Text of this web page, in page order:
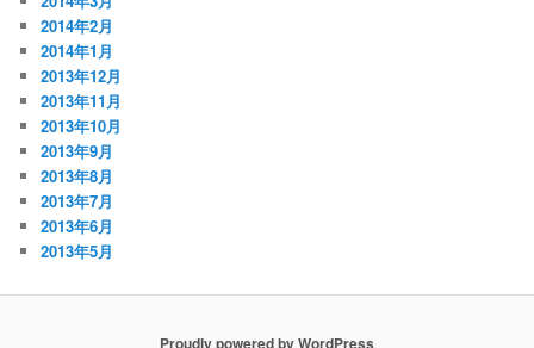
2014年2月
2014年1月
2013年12月
2013年11月
2013年10月
2013年9月
2013年8月
2013年7月
2013年6月
2013年5月
Proudly powered by WordPress